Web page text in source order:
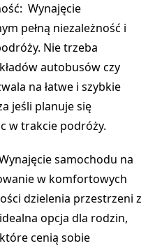
Wynajęcie
pełną niezależność i
Nie trzeba
autobusów czy
na łatwe i szybkie
jeśli planuje się
w trakcie podróży.
samochodu na
w komfortowych
dzielenia przestrzeni z
opcja dla rodzin,
cenią sobie